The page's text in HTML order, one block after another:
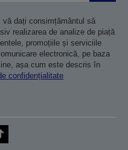
vă dați consimțământul să
realizarea de analize de piață
promoțiile și serviciile
electronică, pe baza
așa cum este descris în
confidențialitate